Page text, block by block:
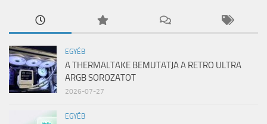
EGYÉB
A THERMALTAKE BEMUTATJA A RETRO ULTRA
ARGB SOROZATOT
2026-07-27
EGYÉB